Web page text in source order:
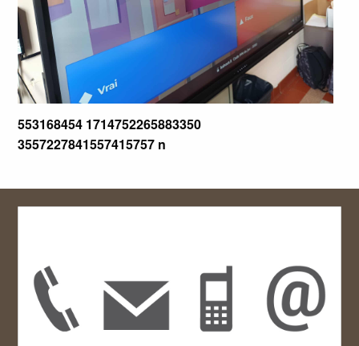
553168454 1714752265883350
3557227841557415757 n